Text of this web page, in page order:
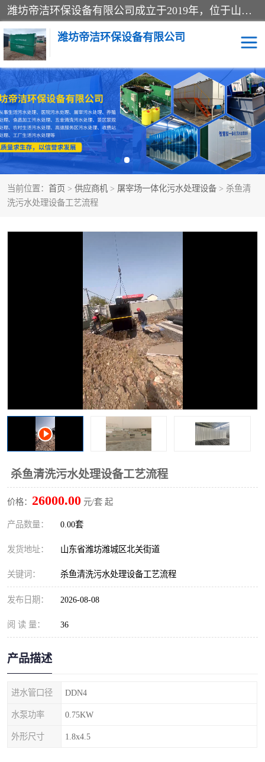
潍坊帝洁环保设备有限公司成立于2019年，位于山东省潍坊市潍城经济开发区；公司专注于环境保护专用设备及配件的研发、生产、安装与销售，同时涉及医用消毒设备、机电设备和仪器仪表的销售。此外，公司提供环保工程施工、环保技术研发与转让、技术服务以及环境工程专项设计服务，致力于为客户提供全面的环保解决方案，助力绿色可持续发展。
潍坊帝洁环保设备有限公司
当前位置： 首页 > 供应商机 > 屠宰场一体化污水处理设备 > 杀鱼清
洗污水处理设备工艺流程
杀鱼清洗污水处理设备工艺流程
价格： 26000.00 元/套 起
产品数量： 0.00套
发货地址： 山东省潍坊潍城区北关街道
关键词： 杀鱼清洗污水处理设备工艺流程
发布日期： 2026-08-08
阅 读 量： 36
产品描述
进水管口径 DDN4
水泵功率 0.75KW
外形尺寸 1.8x4.5
一体化提升泵站 屠宰肉食品加工污水处理
设备
一体化生活污水处理设备 学校污水处理设备
医院污水处理设备 喷涂废水油墨废水
玻璃钢一体化污水处理设 水性涂料加工污水处理设
平流式溶气气浮机 风景区旅游景点污水处理
设备
高速服务区收费站污水处 微动力生化污水处理设备
海鲜加工污水处理设备 蒸发器设备价格
客运站污水处理设备 航站楼厕所污水处理设备
UASB厌氧塔 加油站油田景点旅游区污
水处理设备
风电场变电站污水处理设
备
叠螺污泥脱水机
疾控中心一体化设备处理 一体化净北槽污水处理设
餐具消毒污水处理设备
塑料编织袋一体化污水处
理设备
养老院污水处理一体化设
整形医院污水处理设备
酿酒厂一体化污水处理设
备
生活一体化污水处理设备
复合二氧化氯发生器污水
处理设备
屠宰场一体化污水处理设